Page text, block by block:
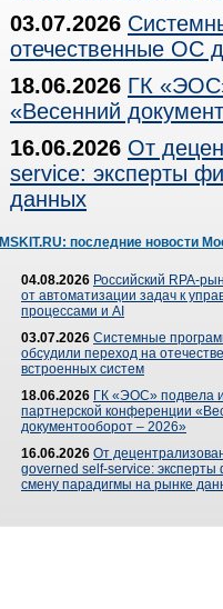
03.07.2026
отечественные ОС
18.06.2026 ГК
«Весенний
16.06.2026 От
service: эксперты
данных
MSKIT.RU: последние новости
04.08.2026 Российский RPA-
от автоматизации задач к
процессами и AI
03.07.2026 Системные
обсудили переход на
встроенных систем
18.06.2026 ГК «ЭОС» подвела
партнерской конференции
документооборот – 2026»
16.06.2026 От
governed self-service: эксперты
смену парадигмы на рынке